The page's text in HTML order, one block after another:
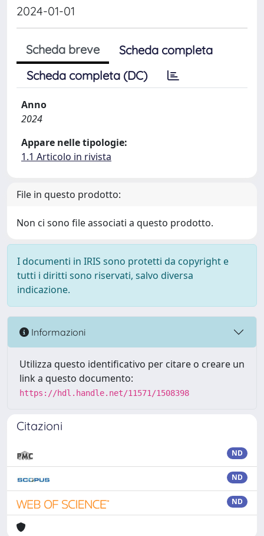
2024-01-01
Scheda breve
Scheda completa
Scheda completa (DC)
Anno
2024
Appare nelle tipologie:
1.1 Articolo in rivista
File in questo prodotto:
Non ci sono file associati a questo prodotto.
I documenti in IRIS sono protetti da copyright e
tutti i diritti sono riservati, salvo diversa
indicazione.
Informazioni
Utilizza questo identificativo per citare o creare un
link a questo documento:
https://hdl.handle.net/11571/1508398
Citazioni
ND
ND
ND